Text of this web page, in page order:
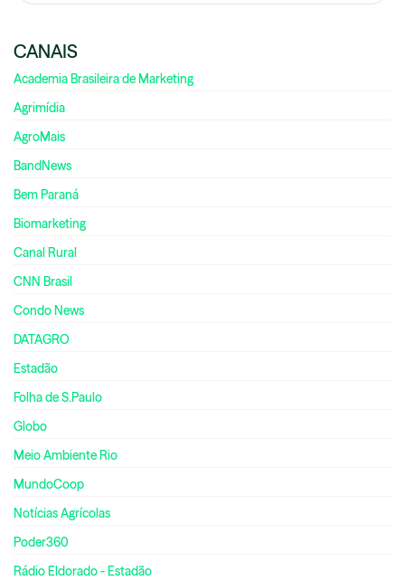
CANAIS
Academia Brasileira de Marketing
Agrimídia
AgroMais
BandNews
Bem Paraná
Biomarketing
Canal Rural
CNN Brasil
Condo News
DATAGRO
Estadão
Folha de S.Paulo
Globo
Meio Ambiente Rio
MundoCoop
Notícias Agrícolas
Poder360
Rádio Eldorado - Estadão